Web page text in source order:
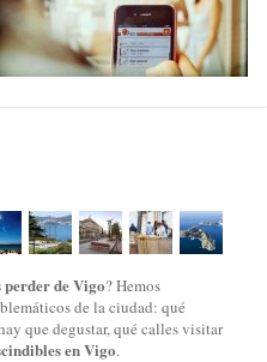
perder de Vigo? Hemos
de la ciudad: qué
que degustar, qué calles visitar
en Vigo.